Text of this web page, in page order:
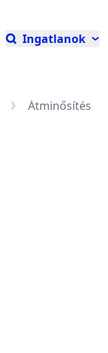
Ingatlanok
Átminősítés